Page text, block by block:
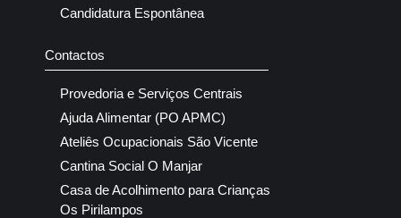
Candidatura Espontânea
Contactos
Provedoria e Serviços Centrais
Ajuda Alimentar (PO APMC)
Ateliês Ocupacionais São Vicente
Cantina Social O Manjar
Casa de Acolhimento para Crianças
Os Pirilampos